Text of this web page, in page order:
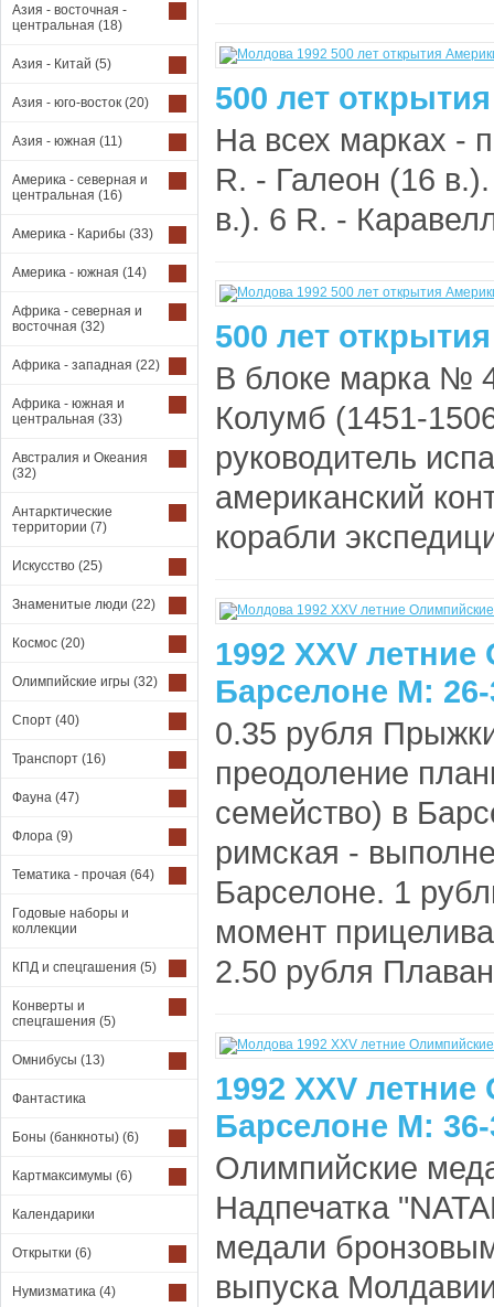
Азия - восточная -
центральная (18)
Азия - Китай (5)
Азия - юго-восток (20)
Азия - южная (11)
Америка - северная и
центральная (16)
Америка - Карибы (33)
Америка - южная (14)
Африка - северная и
восточная (32)
Африка - западная (22)
Африка - южная и
центральная (33)
Австралия и Океания
(32)
Антарктические
территории (7)
Искусство (25)
Знаменитые люди (22)
Космос (20)
Олимпийские игры (32)
Спорт (40)
Транспорт (16)
Фауна (47)
Флора (9)
Тематика - прочая (64)
Годовые наборы и
коллекции
КПД и спецгашения (5)
Конверты и
спецгашения (5)
Омнибусы (13)
Фантастика
Боны (банкноты) (6)
Картмаксимумы (6)
Календарики
Открытки (6)
Нумизматика (4)
500 лет
На всех марках -
R. - Галеон (16
в.). 6 R. -
500 лет
В блоке марка №
Колумб (1451-
руководитель
американский
корабли
1992 XXV
Барселоне М: 26-
0.35 рубля
преодоление
семейство) в
римская -
Барселоне. 1
момент
2.50 рубля
1992 XXV
Барселоне М: 36-
Олимпийские
Надпечатка
медали
выпуска